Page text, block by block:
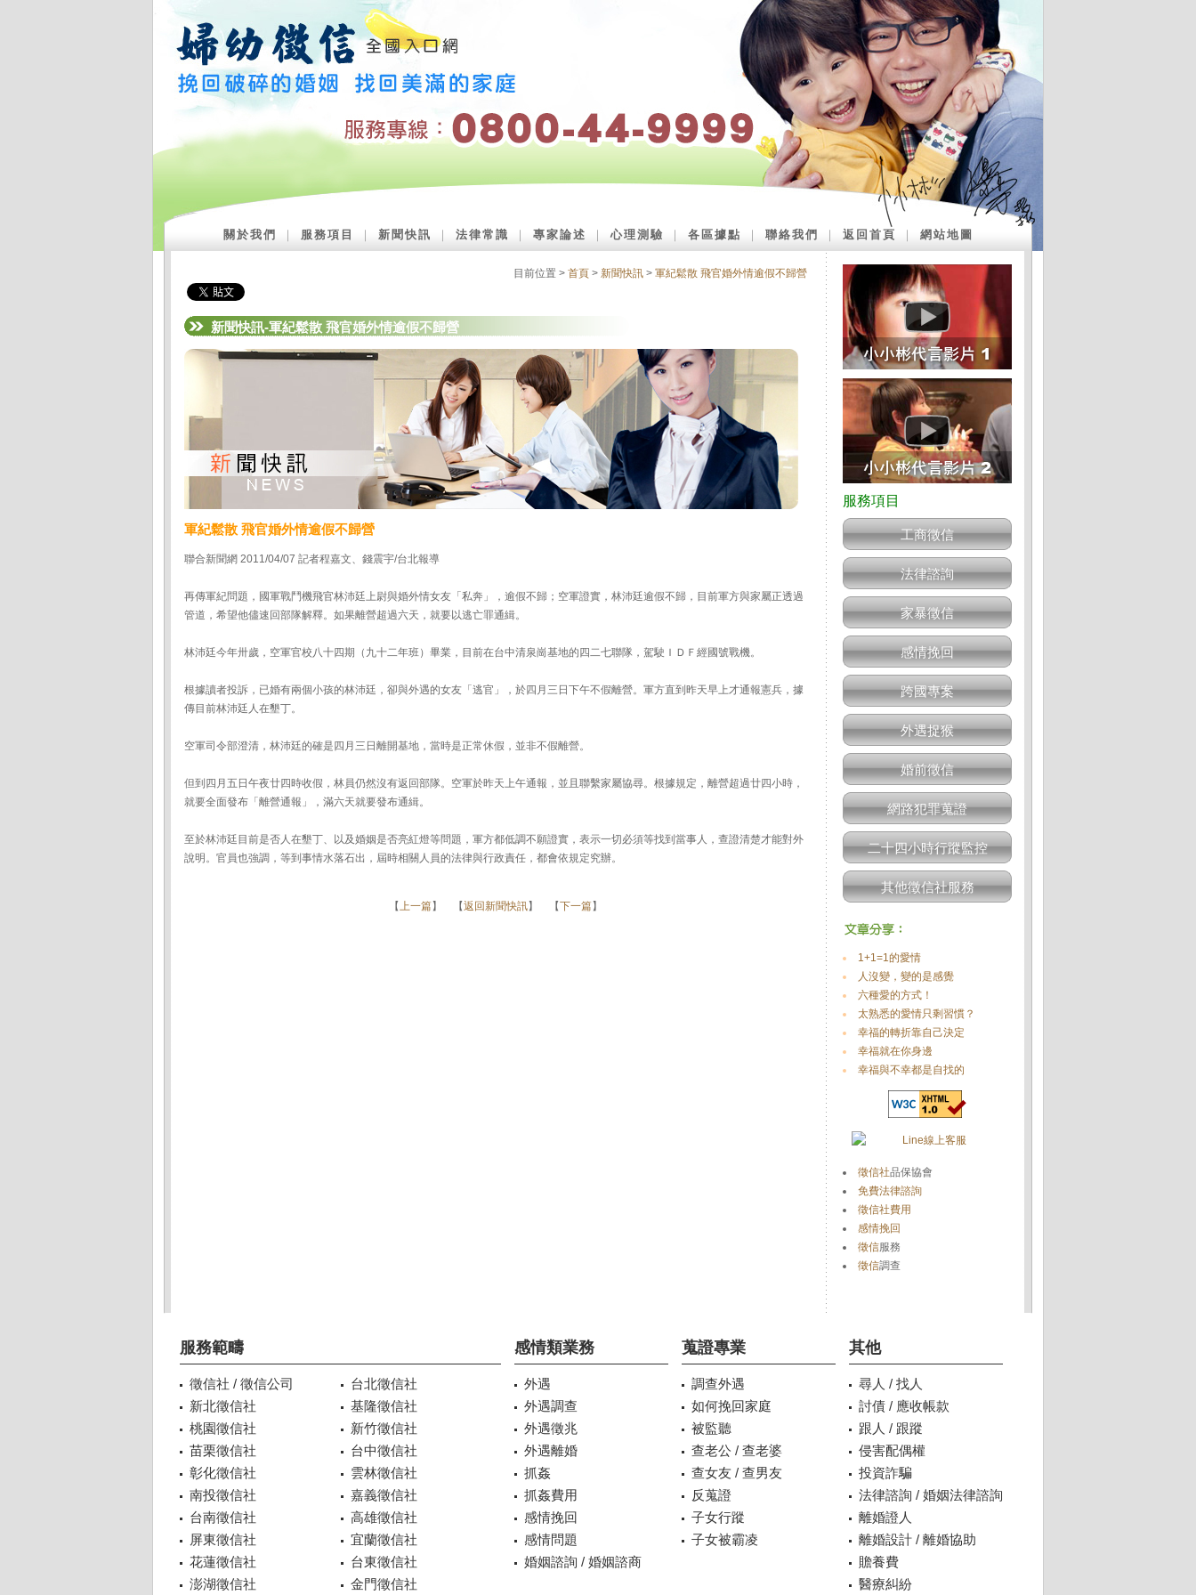
關於我們 服務項目 新聞快訊 法律常識 專家論述 ｜心理測驗 各區據點 聯絡我們 返回首頁 網站地圖
目前位置 > 首頁 > 新聞快訊 > 軍紀鬆散 飛官婚外情逾假不歸營
新聞快訊-軍紀鬆散 飛官婚外情逾假不歸營
軍紀鬆散 飛官婚外情逾假不歸營
聯合新聞網 2011/04/07 記者程嘉文、錢震宇/台北報導
再傳軍紀問題，國軍戰鬥機飛官林沛廷上尉與婚外情女友「私奔」，逾假不歸；空軍證實，林沛廷逾假不歸，目前軍方與家屬正透過
管道，希望他儘速回部隊解釋。如果離營超過六天，就要以逃亡罪通緝。
林沛廷今年卅歲，空軍官校八十四期（九十二年班）畢業，目前在台中清泉崗基地的四二七聯隊，駕駛ＩＤＦ經國號戰機。
根據讀者投訴，已婚有兩個小孩的林沛廷，卻與外遇的女友「逃官」，於四月三日下午不假離營。軍方直到昨天早上才通報憲兵，據
傳目前林沛廷人在墾丁。
空軍司令部澄清，林沛廷的確是四月三日離開基地，當時是正常休假，並非不假離營。
但到四月五日午夜廿四時收假，林員仍然沒有返回部隊。空軍於昨天上午通報，並且聯繫家屬協尋。根據規定，離營超過廿四小時，
就要全面發布「離營通報」，滿六天就要發布通緝。
至於林沛廷目前是否人在墾丁、以及婚姻是否亮紅燈等問題，軍方都低調不願證實，表示一切必須等找到當事人，查證清楚才能對外
說明。官員也強調，等到事情水落石出，屆時相關人員的法律與行政責任，都會依規定究辦。
【上一篇】 【返回新聞快訊】 【下一篇】
工商徵信
法律諮詢
家暴徵信
感情挽回
跨國專案
外遇捉猴
婚前徵信
網路犯罪蒐證
二十四小時行蹤監控
其他徵信社服務
1+1=1的愛情
人沒變，變的是感覺
六種愛的方式！
太熟悉的愛情只剩習慣？
幸福的轉折靠自己決定
幸福就在你身邊
幸福與不幸都是自找的
徵信社品保協會
免費法律諮詢
徵信社費用
感情挽回
徵信服務
徵信調查
服務範疇
徵信社 / 徵信公司
台北徵信社
新北徵信社
基隆徵信社
桃園徵信社
新竹徵信社
苗栗徵信社
台中徵信社
彰化徵信社
雲林徵信社
南投徵信社
嘉義徵信社
台南徵信社
高雄徵信社
屏東徵信社
宜蘭徵信社
花蓮徵信社
台東徵信社
澎湖徵信社
金門徵信社
感情類業務
外遇
外遇調查
外遇徵兆
外遇離婚
抓姦
抓姦費用
感情挽回
感情問題
婚姻諮詢 / 婚姻諮商
蒐證專業
調查外遇
如何挽回家庭
被監聽
查老公 / 查老婆
查女友 / 查男友
反蒐證
子女行蹤
子女被霸凌
其他
尋人 / 找人
討債 / 應收帳款
跟人 / 跟蹤
侵害配偶權
投資詐騙
法律諮詢 / 婚姻法律諮詢
離婚證人
離婚設計 / 離婚協助
贍養費
醫療糾紛